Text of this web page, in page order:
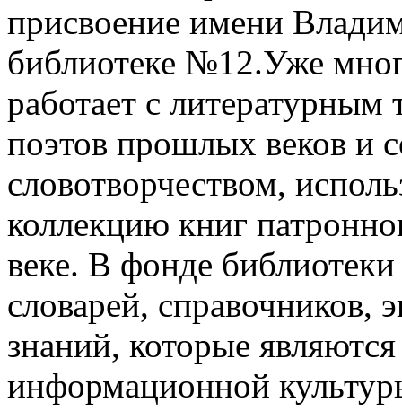
присвоение имени
библиотеке №12.Уже
работает с литературным
поэтов прошлых веков и
словотворчеством,
коллекцию книг
веке. В фонде
словарей, справочников,
знаний, которые
информационной